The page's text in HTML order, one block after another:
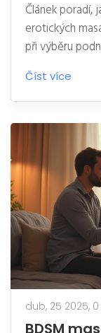
Článek poradí,
erotických
při výběru
důležité pro
jak chránit
pasti. Vše
překvapivých
Číst více
dub, 25 2025,
BDSM